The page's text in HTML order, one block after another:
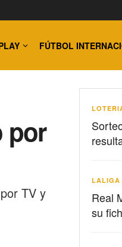
FÚTBOL
por
TV y
LALIGA
Real
su